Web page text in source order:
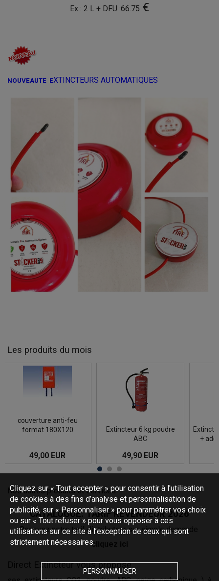
Ex : 2 L + DFU :66.75 €
NOUVEAUTE EXTINCTEURS AUTOMATIQUES
Les produits du mois
Idéale pour les départs
d'incendie dans la cuisine,
le garage, l' atelier,etc. La
couverture anti-feu (format
polyester qui se fixe au mur
pour vous pe ...
couverture anti-feu
format 180X120
49,00 EUR
DÉTAILS
Homologué CE-EN3.
Manomètre de contrôle,
lance, support mural
Extincteur 6 kg poudre
ABC
49,90 EUR
DÉTAILS
+
Nos autres produits et services
CATALOGUE: TARIF REVENDEUR 2026
Recevez notre tarif distributeur sur simple demande
cliquez ici
Direct Extincteur vous propose
Cliquez sur « Tout accepter » pour consentir à l'utilisation
de cookies à des fins d’analyse et personnalisation de
publicité, sur « Personnaliser » pour paramétrer vos choix
ou sur « Tout refuser » pour vous opposer à ces
utilisations sur ce site à l’exception de ceux qui sont
strictement nécessaires.
PERSONNALISER